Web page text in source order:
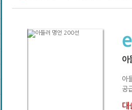
아
아
공
대